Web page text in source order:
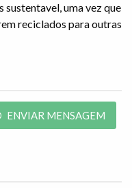
uma vez que
reciclados para outras
ENVIAR MENSAGEM